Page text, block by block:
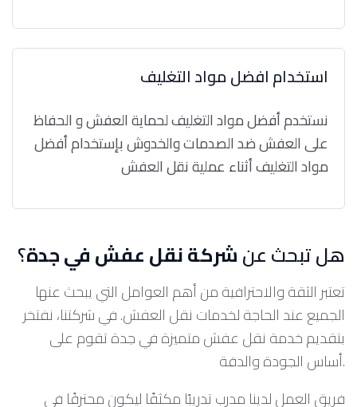
استخدام افضل مواد التغليف
نستخدم أفضل مواد التغليف لحماية العفش و الحفاظ
على العفش ضد الصدمات والخدوش بإستخدام أفضل
مواد التغليف أثناء عملية نقل العفش
هل تبحث عنشركة نقل عفش في جدة؟
تعتبر الثقة والاحترافية من أهم العوامل التي يبحث عنها
الجميع عند الحاجة لخدمات نقل العفش. في شركتنا، نفتخر
بتقديم خدمة نقل عفش متميزة في جدة تقوم على
أساس الجودة والدقة.